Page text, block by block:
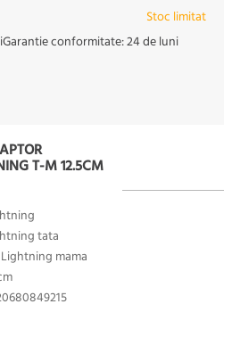
Stoc limitat
Garantie conformitate:24 de luni
T-M 12.5CM
tata
mama